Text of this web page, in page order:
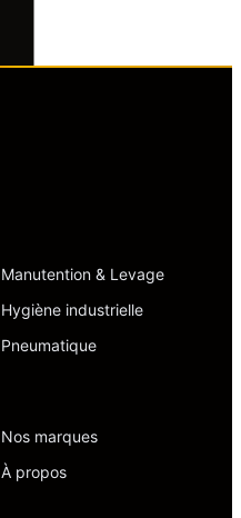
Manutention & Levage
Hygiène industrielle
Pneumatique
Nos marques
À propos